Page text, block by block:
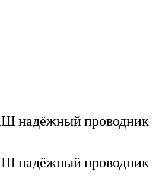
надёжный проводник
надёжный проводник